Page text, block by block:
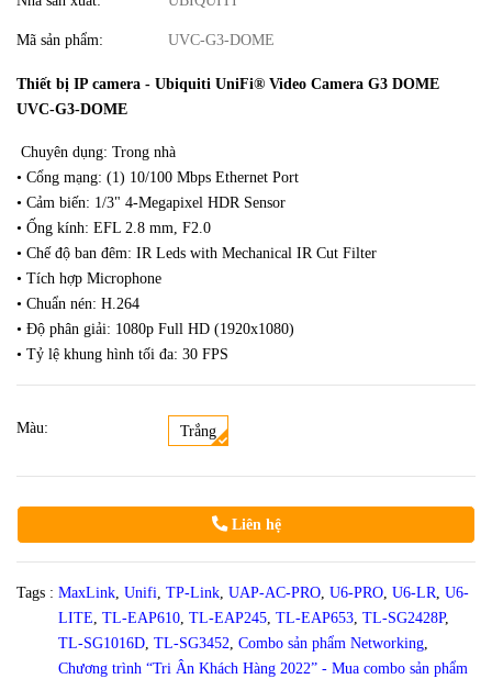
Mã sản phẩm: UVC-G3-DOME
Thiết bị IP camera - Ubiquiti UniFi® Video Camera G3 DOME
UVC-G3-DOME
Chuyên dụng: Trong nhà
• Cổng mạng: (1) 10/100 Mbps Ethernet Port
• Cảm biến: 1/3" 4-Megapixel HDR Sensor
• Ống kính: EFL 2.8 mm, F2.0
• Chế độ ban đêm: IR Leds with Mechanical IR Cut Filter
• Tích hợp Microphone
• Chuẩn nén: H.264
• Độ phân giải: 1080p Full HD (1920x1080)
• Tỷ lệ khung hình tối đa: 30 FPS
Màu: Trắng
Liên hệ
Tags : MaxLink, Unifi, TP-Link, UAP-AC-PRO, U6-PRO, U6-LR, U6-
LITE, TL-EAP610, TL-EAP245, TL-EAP653, TL-SG2428P,
TL-SG1016D, TL-SG3452, Combo sản phẩm Networking,
Chương trình “Tri Ân Khách Hàng 2022” - Mua combo sản phẩm